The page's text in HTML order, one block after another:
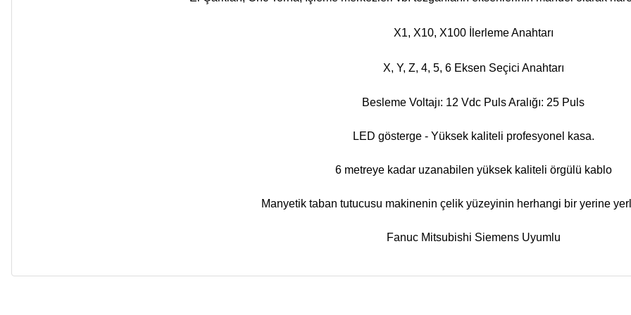
X1, X10, X100 İlerleme Anahtarı
X, Y, Z, 4, 5, 6 Eksen Seçici Anahtarı
Besleme Voltajı: 12 Vdc Puls Aralığı: 25 Puls
LED gösterge - Yüksek kaliteli profesyonel kasa.
6 metreye kadar uzanabilen yüksek kaliteli örgülü kablo
Manyetik taban tutucusu makinenin çelik yüzeyinin herhangi bir yerine
Fanuc Mitsubishi Siemens Uyumlu